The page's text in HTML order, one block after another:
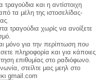
τραγούδια και η αντίστοιχη
τα μέλη της ιστοσελίδας-
τραγούδια χωρίς να ανοίξετε
μόνο για την περίπτωση που
πληροφορία και για κάποιες
επιθυμίας στο ραδιόφωνο.
στείλτε μας μεηλ στο
gmail.com